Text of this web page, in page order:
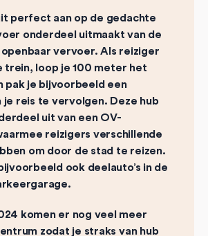
perfect aan op de gedachte
onderdeel uitmaakt van de
vervoer. Als reiziger
trein, loop je 100 meter het
pak je bijvoorbeeld een
reis te vervolgen. Deze hub
uit van een OV-
reizigers verschillende
om door de stad te reizen.
ook deelauto’s in de
komen er nog veel meer
zodat je straks van hub